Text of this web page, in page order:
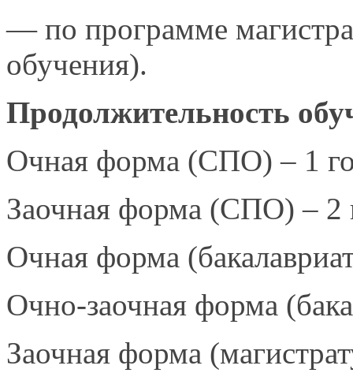
— по программе
обучения).
Продолжительность
Очная форма (СПО) – 1
Заочная форма (СПО) – 2
Очная форма
Очно-заочная форма
Заочная форма